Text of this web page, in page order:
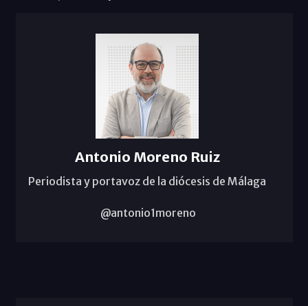
Antonio Moreno Ruiz
Periodista y portavoz de la diócesis de Málaga
@antonio1moreno